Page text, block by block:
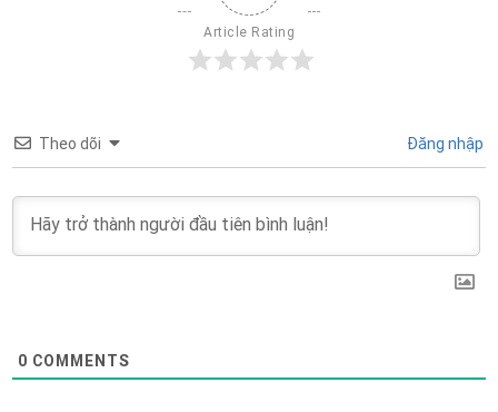
Article Rating
Theo dõi Đăng nhập
0 COMMENTS